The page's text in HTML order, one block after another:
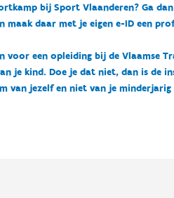
bij Sport Vlaanderen? Ga
maak daar met je eigen e-ID een
een opleiding bij de Vlaamse
je kind. Doe je dat niet, dan is de
van jezelf en niet van je